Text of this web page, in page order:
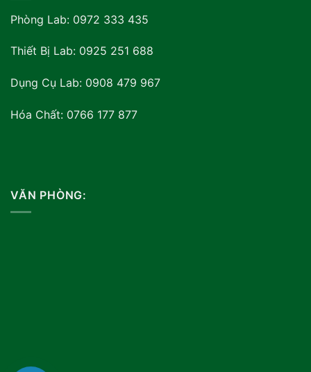
Phòng Lab: 0972 333 435
Thiết Bị Lab: 0925 251 688
Dụng Cụ Lab: 0908 479 967
Hóa Chất: 0766 177 877
VĂN PHÒNG: